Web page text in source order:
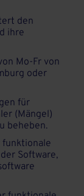
den
ihre
Mo-Fr von
oder
für
(Mängel)
beheben.
funktionale
Software,